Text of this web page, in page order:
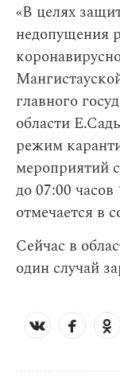
«В целях
недопущения
главного
области
режим
мероприятий
до 07:00
отмечается в
Сейчас в
один случай